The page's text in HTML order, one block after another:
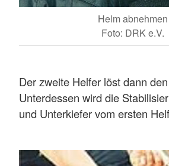
Helm abnehmen
Foto: DRK e.V.
Der zweite Helfer löst dann
Unterdessen wird die
und Unterkiefer vom ersten